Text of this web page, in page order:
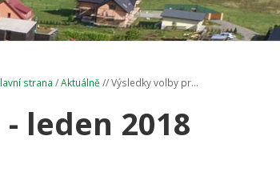
strana /Aktuálně // Výsledky volby pr...
leden 2018